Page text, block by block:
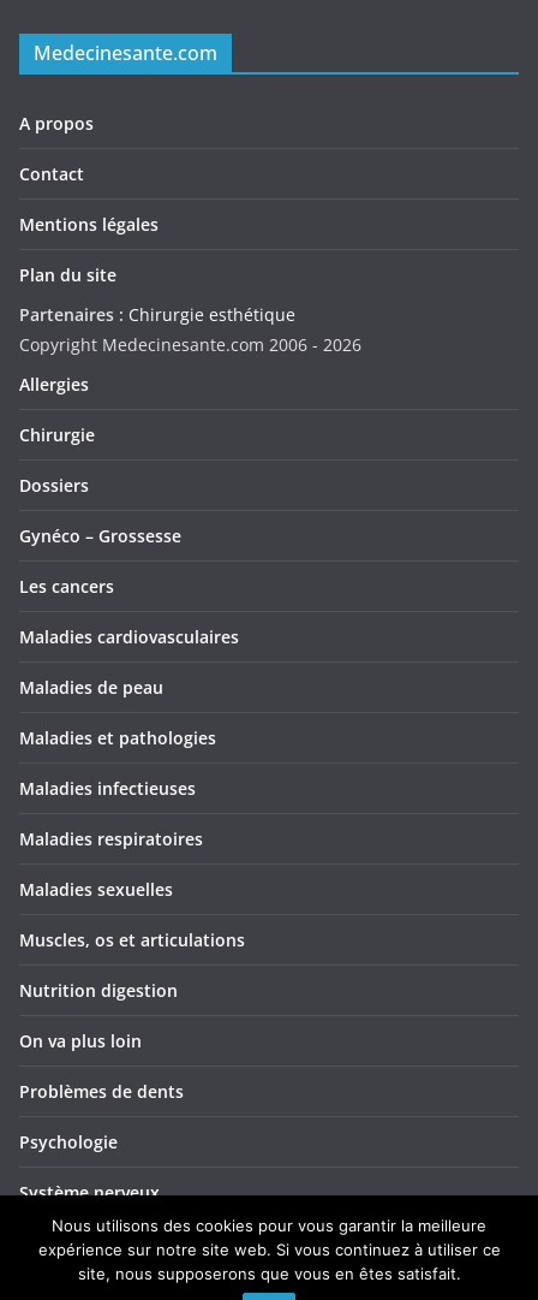
Medecinesante.com
A propos
Contact
Mentions légales
Plan du site
Partenaires : Chirurgie esthétique
Copyright Medecinesante.com 2006 - 2026
Allergies
Chirurgie
Dossiers
Gynéco – Grossesse
Les cancers
Maladies cardiovasculaires
Maladies de peau
Maladies et pathologies
Maladies infectieuses
Maladies respiratoires
Maladies sexuelles
Muscles, os et articulations
Nutrition digestion
On va plus loin
Problèmes de dents
Psychologie
Système nerveux
Troubles ORL
Nous utilisons des cookies pour vous garantir la meilleure
expérience sur notre site web. Si vous continuez à utiliser ce
site, nous supposerons que vous en êtes satisfait.